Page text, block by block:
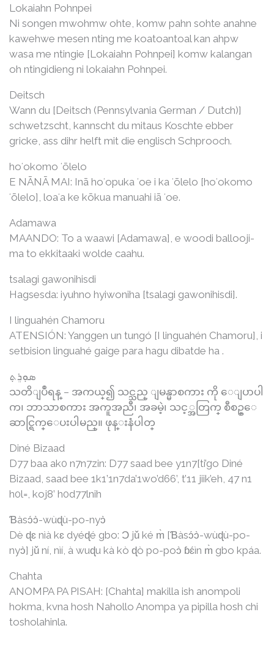
Lokaiahn Pohnpei
Ni songen mwohmw ohte, komw pahn sohte anahne
kawehwe mesen nting me koatoantoal kan ahpw
wasa me ntingie [Lokaiahn Pohnpei] komw kalangan
oh ntingidieng ni lokaiahn Pohnpei.
Deitsch
Wann du [Deitsch (Pennsylvania German / Dutch)]
schwetzscht, kannscht du mitaus Koschte ebber
gricke, ass dihr helft mit die englisch Schprooch.
hoʻokomo ʻōlelo
E NĀNĀ MAI: Inā hoʻopuka ʻoe i ka ʻōlelo [hoʻokomo
ʻōlelo], loaʻa ke kōkua manuahi iā ʻoe.
Adamawa
MAANDO: To a waawi [Adamawa], e woodi ballooji-
ma to ekkitaaki wolde caahu.
tsalagi gawonihisdi
Hagsesda: iyuhno hyiwoniha [tsalagi gawonihisdi].
I linguahén Chamoru
ATENSIÓN: Yanggen un tungó [I linguahén Chamoru], i
setbision linguahé gaige para hagu dibatde ha .
ܣܘܼܪܸܬ݂
သတိျပဳရန္ – အကယ္၍ သင္သည္ ျမန္မာစကား ကို ေျပာပါ
က၊ ဘာသာစကား အကူအညီ၊ အခမဲ့၊ သင့္အတြက္ စီစဥ္ေ
ဆာင္ရြက္ေပးပါမည္။ ဖုန္းနံပါတ္
Diné Bizaad
D77 baa ak0 n7n7zin: D77 saad bee y1n7[ti’go Diné
Bizaad, saad bee 1k1’1n7da’1wo’d66’, t’11 jiik’eh, 47 n1
h0l=, koj8’ h0d77lnih
Ɓàsɔ́ɔ̀-wùɖù-po-nyɔ̀
Dè ɖɛ nìà kɛ dyéɖé gbo: Ɔ jǔ ké m̀ [Ɓàsɔ́ɔ̀-wùɖù-po-
nyɔ̀] jǔ ní, nìí, à wuɖu kà kò ɖò po-poɔ̀ ɓɛ́ìn m̀ gbo kpáa.
Chahta
ANOMPA PA PISAH: [Chahta] makilla ish anompoli
hokma, kvna hosh Nahollo Anompa ya pipilla hosh chi
tosholahinla.